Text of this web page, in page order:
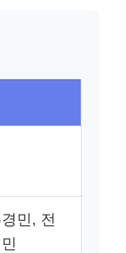
민, 전